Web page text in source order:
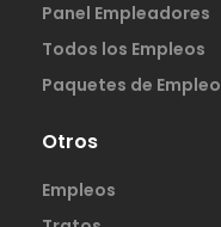
Panel Empleadores
Todos los Empleos
Paquetes de Empleo
Otros
Empleos